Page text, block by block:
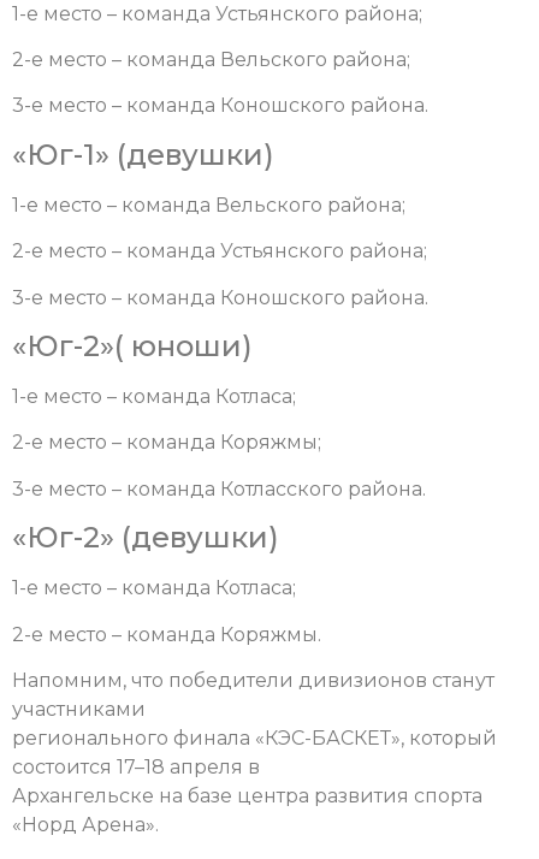
1-е место – команда Устьянского района;
2-е место – команда Вельского района;
3-е место – команда Коношского района.
«Юг-1» (девушки)
1-е место – команда Вельского района;
2-е место – команда Устьянского района;
3-е место – команда Коношского района.
«Юг-2»( юноши)
1-е место – команда Котласа;
2-е место – команда Коряжмы;
3-е место – команда Котласского района.
«Юг-2» (девушки)
1-е место – команда Котласа;
2-е место – команда Коряжмы.
Напомним, что победители дивизионов станут
участниками
регионального финала «КЭС-БАСКЕТ», который
состоится 17–18 апреля в
Архангельске на базе центра развития спорта
«Норд Арена».